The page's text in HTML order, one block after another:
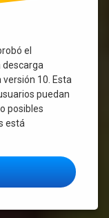
el
descarga
10. Esta
puedan
posibles
está
10 alpha 1 ha sido